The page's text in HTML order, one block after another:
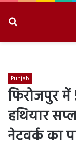
Punjab
फिरोजपुर
हथियार
नेटवर्क का